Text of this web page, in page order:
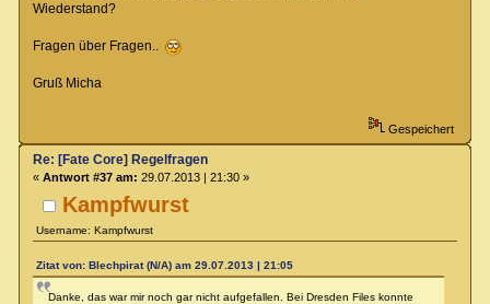
Wiederstand?
Fragen über Fragen..
Gruß Micha
Gespeichert
Kampfwurst
Username: Kampfwurst
Re: [Fate Core] Regelfragen
« Antwort #37 am: 29.07.2013 | 21:30 »
Zitat von: Blechpirat (N/A) am 29.07.2013 | 21:05
Danke, das war mir noch gar nicht aufgefallen. Bei Dresden Files konnte